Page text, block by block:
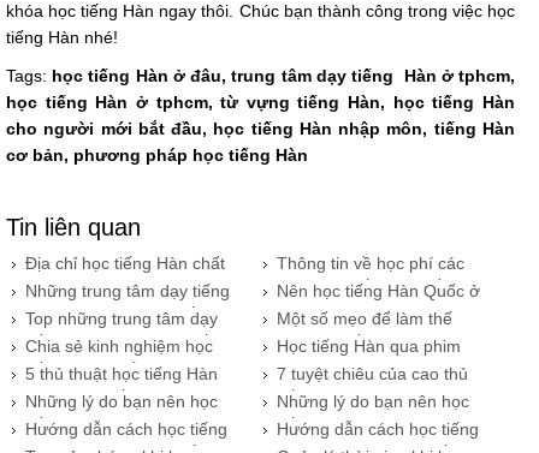
khóa học tiếng Hàn ngay thôi. Chúc bạn thành công trong việc học
tiếng Hàn nhé!
Tags: học tiếng Hàn ở đâu, trung tâm dạy tiếng Hàn ở tphcm,
học tiếng Hàn ở tphcm, từ vựng tiếng Hàn, học tiếng Hàn
cho người mới bắt đầu, học tiếng Hàn nhập môn, tiếng Hàn
cơ bản, phương pháp học tiếng Hàn
Tin liên quan
Địa chỉ học tiếng Hàn chất
lượng tại quận 10
Thông tin về học phí các
khóa học tiếng Hàn cần
biết
Những trung tâm dạy tiếng
Hàn có học phí rẻ nhất TP.
HCM
Nên học tiếng Hàn Quốc ở
đâu tại TP. HCM
Top những trung tâm dạy
tiếng Hàn giá rẻ mà chất
lượng
​Một số mẹo để làm thế
nào học tiếng Hàn hiệu
quả
Chia sẻ kinh nghiệm học
tiếng Hàn Quốc đơn giản
cho bạn
Học tiếng Hàn qua phim
ảnh có hiệu quả không?
5 thủ thuật học tiếng Hàn
hiệu quả nhất
7 tuyệt chiêu của cao thủ
tiếng Hàn
Những lý do bạn nên học
tiếng Hàn - 3 bước học
tiếng Hàn tốt 2
​Những lý do bạn nên học
tiếng Hàn - 3 bước học
tiếng Hàn 1
​Hướng dẫn cách học tiếng
​Hướng dẫn cách học tiếng